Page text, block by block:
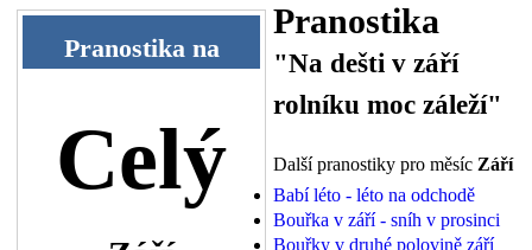
Pranostika na
Celý
Pranostika
"Na dešti v září
rolníku moc záleží"
Další pranostiky pro měsíc Září
Babí léto - léto na odchodě
Bouřka v září - sníh v prosinci
Bouřky v druhé polovině září